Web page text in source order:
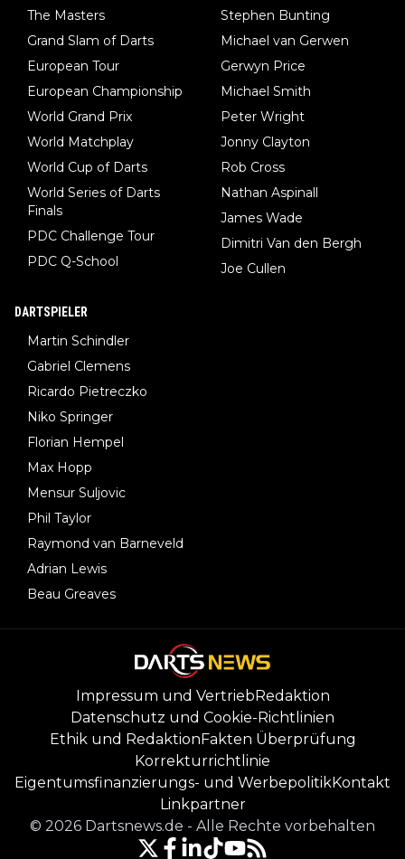
The Masters
Grand Slam of Darts
European Tour
European Championship
World Grand Prix
World Matchplay
World Cup of Darts
World Series of Darts
Finals
PDC Challenge Tour
PDC Q-School
Stephen Bunting
Michael van Gerwen
Gerwyn Price
Michael Smith
Peter Wright
Jonny Clayton
Rob Cross
Nathan Aspinall
James Wade
Dimitri Van den Bergh
Joe Cullen
DARTSPIELER
Martin Schindler
Gabriel Clemens
Ricardo Pietreczko
Niko Springer
Florian Hempel
Max Hopp
Mensur Suljovic
Phil Taylor
Raymond van Barneveld
Adrian Lewis
Beau Greaves
Impressum und VertriebRedaktion
Datenschutz und Cookie-Richtlinien
Ethik und RedaktionFakten Überprüfung
Korrekturrichtlinie
Eigentumsfinanzierungs- und WerbepolitikKontakt
Linkpartner
© 2026 Dartsnews.de - Alle Rechte vorbehalten